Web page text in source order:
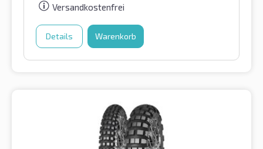
Versandkostenfrei
Details Warenkorb